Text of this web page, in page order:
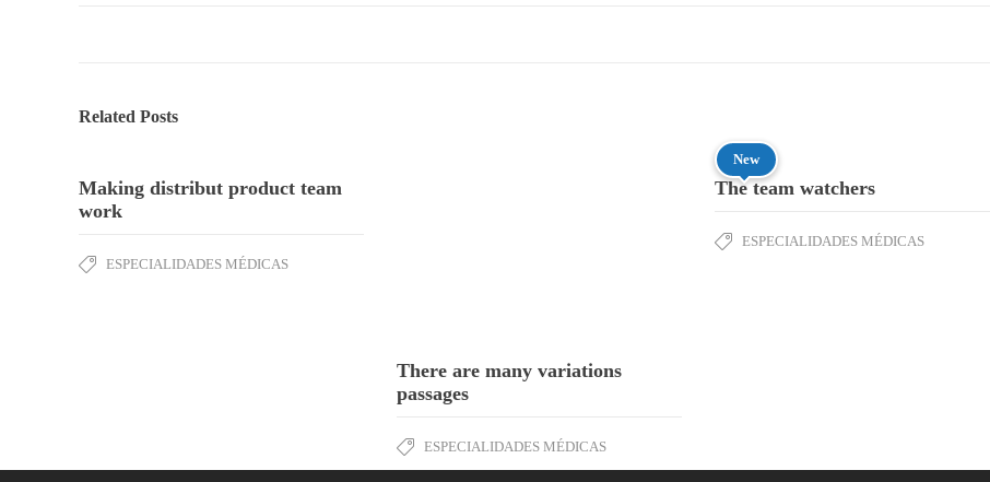
Related Posts
Making distribut product team
work
ESPECIALIDADES MÉDICAS
There are many variations
passages
ESPECIALIDADES MÉDICAS
New
The team watchers
ESPECIALIDADES MÉDICAS